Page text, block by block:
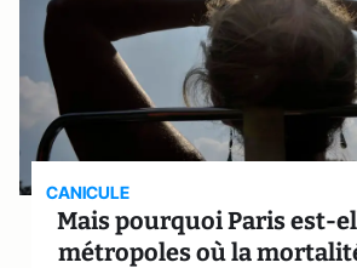
CANICULE
Mais pourquoi Paris est-
métropoles où la